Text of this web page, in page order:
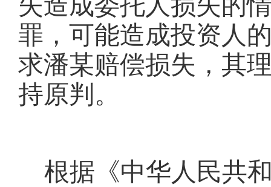
罪，可能造成投资人
求潘某赔偿损失，其
持原判。
根据《中华人民共